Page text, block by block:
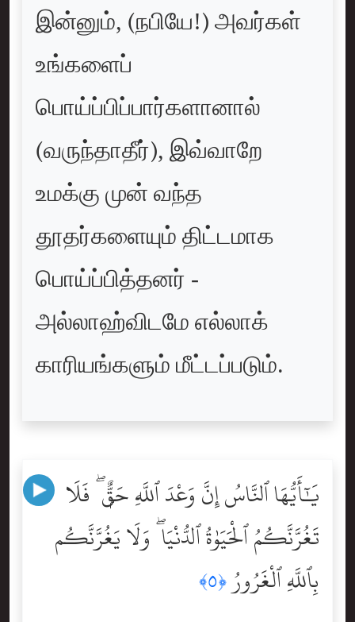
இன்னும், (நபியே!) அவர்கள்
உங்களைப்
பொய்ப்பிப்பார்களானால்
(வருந்தாதீர்), இவ்வாறே
உமக்கு முன் வந்த
தூதர்களையும் திட்டமாக
பொய்ப்பித்தனர் -
அல்லாஹ்விடமே எல்லாக்
காரியங்களும் மீட்டப்படும்.
يَٰٓأَيُّهَا ٱلنَّاسُ إِنَّ وَعْدَ ٱللَّهِ حَقٌّۭ ۖ فَلَا
تَغُرَّنَّكُمُ ٱلْحَيَوٰةُ ٱلدُّنْيَا ۖ وَلَا يَغُرَّنَّكُم
بِٱللَّهِ ٱلْغَرُورُ ﴿٥﴾